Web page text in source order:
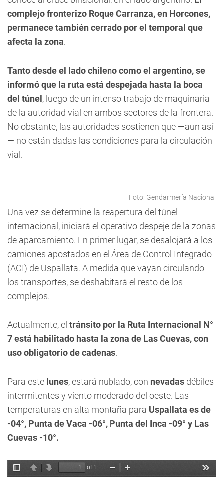
complejo fronterizo Roque Carranza, en Horcones,
permanece también cerrado por el temporal que
afecta la zona.
Tanto desde el lado chileno como el argentino, se
informó que la ruta está despejada hasta la boca
del túnel , luego de un intenso trabajo de maquinaria
de la autoridad vial en ambos sectores de la frontera.
No obstante, las autoridades sostienen que —aun así
— no están dadas las condiciones para la circulación
vial.
Foto: Gendarmería Nacional
Una vez se determine la reapertura del túnel
internacional, iniciará el operativo despeje de la zonas
de aparcamiento. En primer lugar, se desalojará a los
camiones apostados en el Área de Control Integrado
(ACI) de Uspallata. A medida que vayan circulando
los transportes, se deshabitará el resto de los
complejos.
Actualmente, el tránsito por la Ruta Internacional N°
7 está habilitado hasta la zona de Las Cuevas, con
uso obligatorio de cadenas.
Para este lunes, estará nublado, con nevadas débiles
intermitentes y viento moderado del oeste. Las
temperaturas en alta montaña para Uspallata es de
-04°, Punta de Vaca -06°, Punta del Inca -09° y Las
Cuevas -10°.